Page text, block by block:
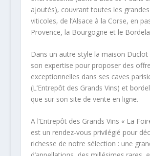
ajoutés), couvrant toutes les
viticoles, de l’Alsace à la Corse, en
Provence, la Bourgogne et le
Dans un autre style la maison
son expertise pour proposer des
exceptionnelles dans ses caves
(L’Entrepôt des Grands Vins) et
que sur son site de vente en ligne.
A l’Entrepôt des Grands Vins « La
est un rendez-vous privilégié pour
richesse de notre sélection : une